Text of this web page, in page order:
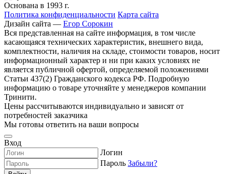
Основана в 1993 г.
Политика конфиденциальности Карта сайта
Дизайн сайта — Егор Сорокин
Вся представленная на сайте информация, в том числе
касающаяся технических характеристик, внешнего вида,
комплектности, наличия на складе, стоимости товаров, носит
информационный характер и ни при каких условиях не
является публичной офертой, определяемой положениями
Статьи 437(2) Гражданского кодекса РФ. Подробную
информацию о товаре уточняйте у менеджеров компании
Тринити.
Цены рассчитываются индивидуально и зависят от
потребностей заказчика
Мы готовы ответить на ваши вопросы
Вход
Логин
Пароль Забыли?